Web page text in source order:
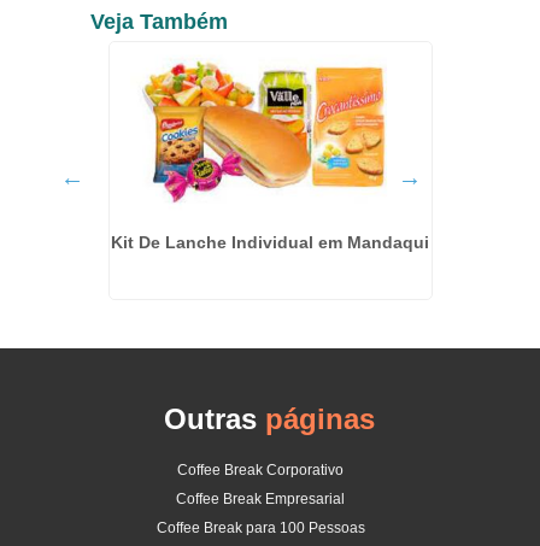
Veja Também
Kit De Lanche Individual em Mandaqui
Outras páginas
Coffee Break Corporativo
Coffee Break Empresarial
Coffee Break para 100 Pessoas